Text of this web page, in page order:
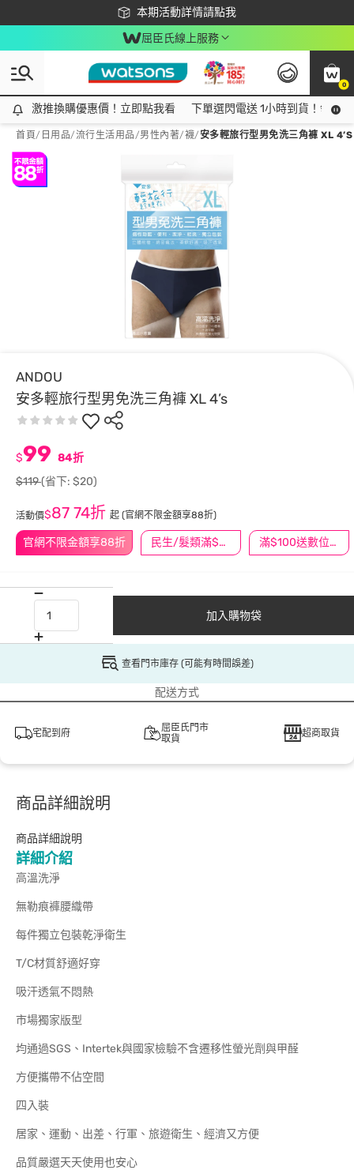
本期活動詳情請點我
下載app最高回饋$350
屈臣氏線上服務
0
激推換購優惠價！立即點我看
激推換購優惠價！立即點我看 下單選閃電送 1小時到貨！領神
首頁/ 日用品/流行生活用品/男性內著/襪/安多輕旅行型男免洗三角褲 XL 4’S
ANDOU
安多輕旅行型男免洗三角褲 XL 4’s
官網不限金額享88折 民生/髮類滿$388送舒潔冰巾 滿$100送數位印花
$99 84折
$119(省下: $20)
活動價$87 74折 起 (官網不限金額享88折)
加入購物袋
查看門市庫存 (可能有時間誤差)
配送方式
宅配到府
屈臣氏門市
取貨
超商取貨
商品詳細說明
商品詳細說明
詳細介紹
高溫洗淨
無勒痕褲腰織帶
每件獨立包裝乾淨衛生
T/C材質舒適好穿
吸汗透氣不悶熱
市場獨家版型
均通過SGS、Intertek與國家檢驗不含遷移性螢光劑與甲醛
方便攜帶不佔空間
四入裝
居家、運動、出差、行軍、旅遊衛生、經濟又方便
品質嚴選天天使用也安心